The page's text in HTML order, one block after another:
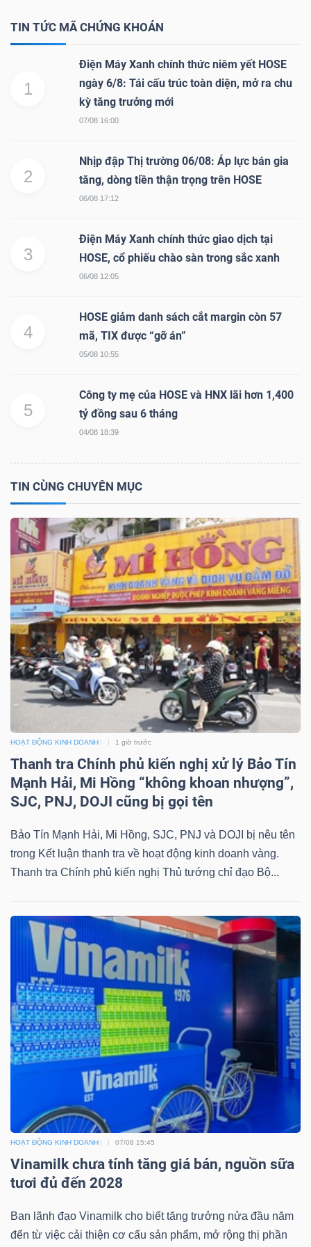
TIN TỨC MÃ CHỨNG KHOÁN
1
Điện Máy Xanh chính thức niêm yết HOSE
ngày 6/8: Tái cấu trúc toàn diện, mở ra chu
kỳ tăng trưởng mới
07/08 16:00
2
Nhịp đập Thị trường 06/08: Áp lực bán gia
tăng, dòng tiền thận trọng trên HOSE
06/08 17:12
3
Điện Máy Xanh chính thức giao dịch tại
HOSE, cổ phiếu chào sàn trong sắc xanh
06/08 12:05
4
HOSE giảm danh sách cắt margin còn 57
mã, TIX được “gỡ án”
05/08 10:55
5
Công ty mẹ của HOSE và HNX lãi hơn 1,400
tỷ đồng sau 6 tháng
04/08 18:39
TIN CÙNG CHUYÊN MỤC
HOẠT ĐỘNG KINH DOANH 1 giờ trước
Thanh tra Chính phủ kiến nghị xử lý Bảo Tín
Mạnh Hải, Mi Hồng “không khoan nhượng”,
SJC, PNJ, DOJI cũng bị gọi tên
Bảo Tín Mạnh Hải, Mi Hồng, SJC, PNJ và DOJI bị nêu tên
trong Kết luận thanh tra về hoạt động kinh doanh vàng.
Thanh tra Chính phủ kiến nghị Thủ tướng chỉ đạo Bộ...
HOẠT ĐỘNG KINH DOANH 07/08 15:45
Vinamilk chưa tính tăng giá bán, nguồn sữa
tươi đủ đến 2028
Ban lãnh đạo Vinamilk cho biết tăng trưởng nửa đầu năm
đến từ việc cải thiện cơ cấu sản phẩm, mở rộng thị phần
Bài
viết
tác
Báo
(-)
(-)
(-)
tạo
Sách
tài
chính
Công
đầu
tư
Truyền
thông
Dữ
liệu
tài
chính